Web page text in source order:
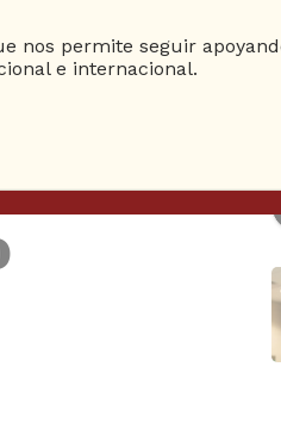
MONTICELLO
nos permite seguir
e internacional.